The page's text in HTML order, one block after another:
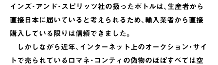
インズ・アンド・スピリッツ社の扱ったボトルは、生産者から
直接日本に届いていると考えられるため、輸入業者から直接
購入している限りは信頼できました。
しかしながら近年、インターネット上のオークション・サイ
トで売られているロマネ・コンティの偽物のほぼすべては空